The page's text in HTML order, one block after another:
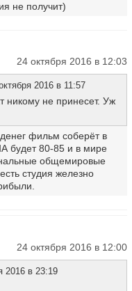
не получит)
24 октября 2016 в 12:03
2016 в 11:57
никому не принесет. Уж
фильм соберёт в
будет 80-85 и в мире
общемировые
студия железно
24 октября 2016 в 12:00
2016 в 23:19